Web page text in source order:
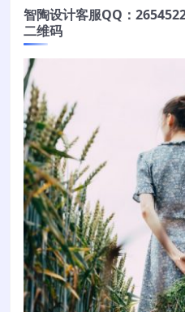
智陶设计客服QQ：
二维码